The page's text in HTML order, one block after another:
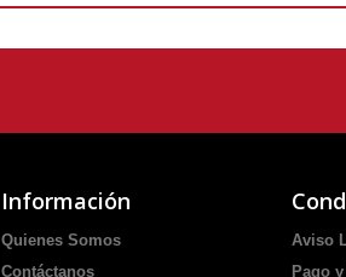
Información
Quienes Somos
Contáctanos
Aviso
Pago